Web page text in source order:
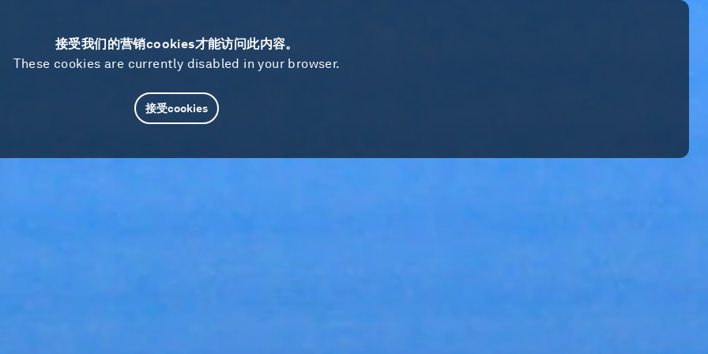
接受我们的营销cookies才能访问此内容。
These cookies are currently disabled in your browser.
接受cookies